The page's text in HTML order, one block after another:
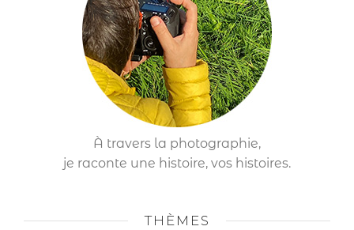
À travers la photographie,
je raconte une histoire, vos histoires.
THÈMES